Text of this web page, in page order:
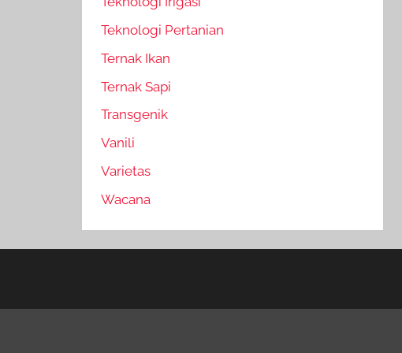
Teknologi Pertanian
Ternak Ikan
Ternak Sapi
Transgenik
Vanili
Varietas
Wacana